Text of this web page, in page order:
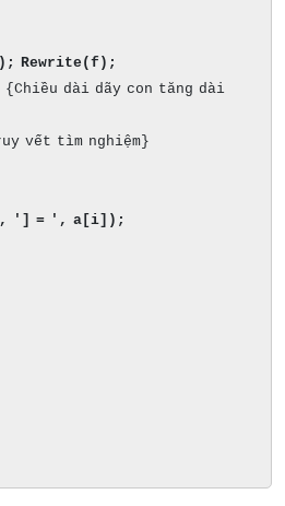
Rewrite(f);
{Chiều dài dãy con tăng dài
vết tìm nghiệm}
'] = ', a[i]);